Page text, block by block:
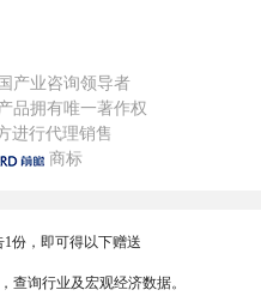
产业咨询领导者
品拥有唯一著作权
代理销售
商标
1份，即可得以下赠送
查询行业及宏观经济数据。